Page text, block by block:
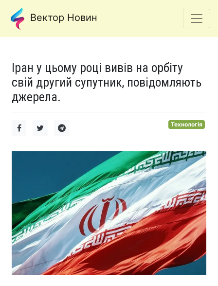
Вектор Новин
Іран у цьому році вивів на орбіту
свій другий супутник, повідомляють
джерела.
Технологія